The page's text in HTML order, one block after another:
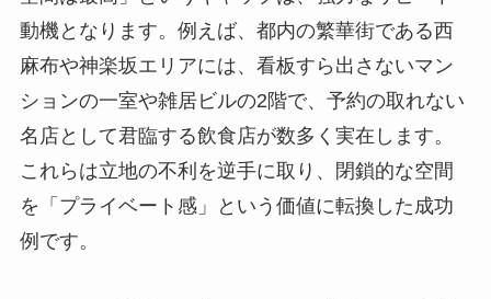
動機となります。例えば、都内の繁華街である西
麻布や神楽坂エリアには、看板すら出さないマン
ションの一室や雑居ビルの2階で、予約の取れない
名店として君臨する飲食店が数多く実在します。
これらは立地の不利を逆手に取り、閉鎖的な空間
を「プライベート感」という価値に転換した成功
例です。